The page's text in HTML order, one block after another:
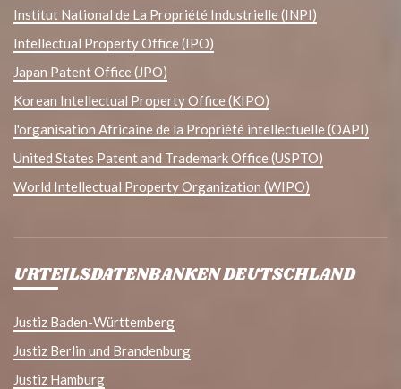
Institut National de La Propriété Industrielle (INPI)
Intellectual Property Office (IPO)
Japan Patent Office (JPO)
Korean Intellectual Property Office (KIPO)
l'organisation Africaine de la Propriété intellectuelle (OAPI)
United States Patent and Trademark Office (USPTO)
World Intellectual Property Organization (WIPO)
URTEILSDATENBANKEN DEUTSCHLAND
Justiz Baden-Württemberg
Justiz Berlin und Brandenburg
Justiz Hamburg